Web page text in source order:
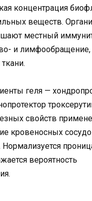
концентрация
веществ.
местный
и лимфообращение,
геля —
свойств
кровеносных
Нормализуется
вероятность